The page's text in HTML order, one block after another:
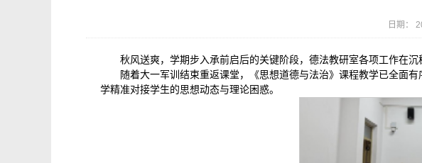
日期：
秋风送爽，学期步入承前启后的关键阶段，德法教研室各项工作在沉
随着大一军训结束重返课堂，《思想道德与法治》课程教学已全面
学精准对接学生的思想动态与理论困惑。